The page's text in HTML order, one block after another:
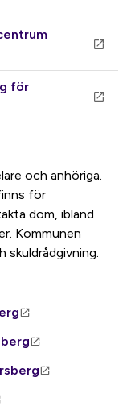
för
och anhöriga.
för
dom, ibland
Kommunen